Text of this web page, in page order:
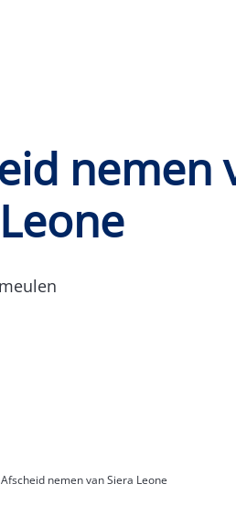
nemen
Afscheid nemen van Siera Leone